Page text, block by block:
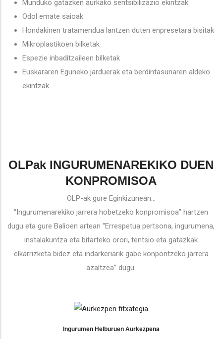
Munduko gatazken aurkako sentsibilizazio ekintzak
Odol emate saioak
Hondakinen tratamendua lantzen duten enpresetara bisitak
Mikroplastikoen bilketak
Espezie inbaditzaileen bilketak
Euskararen Eguneko jarduerak eta berdintasunaren aldeko
ekintzak
OLPak INGURUMENAREKIKO DUEN
KONPROMISOA
OLP-ak gure Eginkizunean...
“Ingurumenarekiko jarrera hobetzeko konpromisoa” hartzen
dugu eta gure Balioen artean “Errespetua pertsona, ingurumena,
instalakuntza eta bitarteko orori, tentsio eta gatazkak
elkarrizketa bidez eta indarkeriarik gabe konpontzeko jarrera
azaltzea” dugu.
Ingurumen Helburuen Aurkezpena